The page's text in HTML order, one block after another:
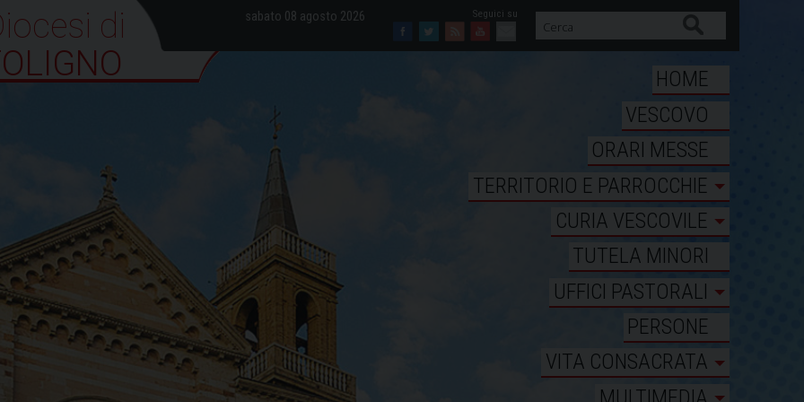
sabato 08 agosto 2026
Facebook
Twitter
FeedYoutube
Mail
di Foligno
HOME
VESCOVO
ORARI MESSE
TERRITORIO E PARROCCHIE
CURIA VESCOVILE
TUTELA MINORI
UFFICI PASTORALI
PERSONE
VITA CONSACRATA